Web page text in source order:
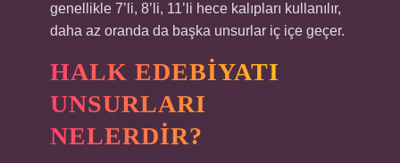
genellikle 7’li, 8’li, 11’li hece kalıpları kullanılır,
daha az oranda da başka unsurlar iç içe geçer.
HALK EDEBIYATI
UNSURLARI
NELERDIR?